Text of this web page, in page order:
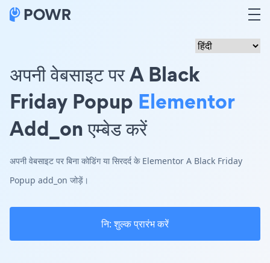
अपनी वेबसाइट पर A Black
Friday Popup Elementor
Add_on एम्बेड करें
अपनी वेबसाइट पर बिना कोडिंग या सिरदर्द के Elementor A Black Friday
Popup add_on जोड़ें।
नि: शुल्क प्रारंभ करें